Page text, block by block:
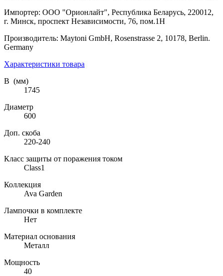
Импортер: ООО "Орионлайт", Республика Беларусь, 220012,
г. Минск, проспект Независимости, 76, пом.1Н
Производитель: Maytoni GmbH, Rosenstrasse 2, 10178, Berlin.
Germany
Характеристики товара
В (мм)
1745
Диаметр
600
Доп. скоба
220-240
Класс защиты от поражения током
Class1
Коллекция
Ava Garden
Лампочки в комплекте
Нет
Материал основания
Металл
Мощность
40